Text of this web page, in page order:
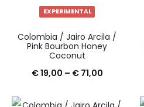
po
najnovijem
EXPERIMENTAL
Colombia / Jairo Arcila /
Pink Bourbon Honey
Coconut
€19,00 – €71,00Raspon